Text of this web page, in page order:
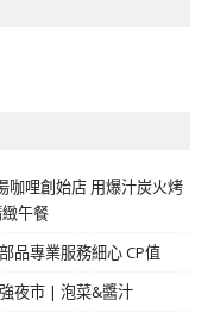
咖哩創始店 用爆汁炭火烤
午餐
品專業服務細心 CP值
夜市 | 泡菜&醬汁